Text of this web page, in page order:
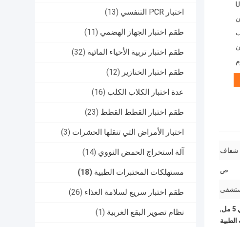
اختبار PCR التنفسي (13)
طقم اختبار الجهاز الهضمي (11)
طقم اختبار تربية الأحياء المائية (32)
طقم اختبار الخنازير (12)
عدة اختبار الكلاب الكلب (16)
طقم اختبار القطط القطط (23)
اختبار الأمراض التي تنقلها الحشرات (3)
آلة استخراج الحمض النووي (14)
مستهلكات المختبرات الطبية (18)
طقم اختبار سريع لسلامة الغذاء (26)
نظام تصوير البقع الغربية (1)
شفاف
ص
,